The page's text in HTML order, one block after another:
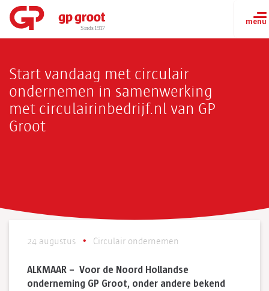
Start vandaag met circulair
ondernemen in samenwerking
met circulairinbedrijf.nl van GP
Groot
24 augustus Circulair ondernemen
ALKMAAR – Voor de Noord Hollandse
onderneming GP Groot, onder andere bekend